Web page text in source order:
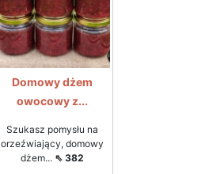
Domowy dżem
owocowy z...
Szukasz pomysłu na
orzeźwiający, domowy
dżem... ⇖ 382